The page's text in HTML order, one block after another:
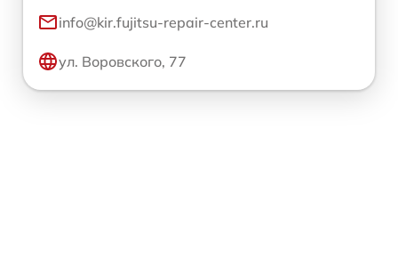
info@kir.fujitsu-repair-center.ru
ул. Воровского, 77